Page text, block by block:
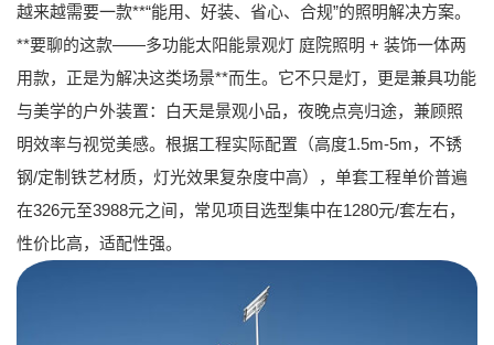
越来越需要一款**“能用、好装、省心、合规”的照明解决方案。
**要聊的这款——多功能太阳能景观灯 庭院照明 + 装饰一体两
用款，正是为解决这类场景**而生。它不只是灯，更是兼具功能
与美学的户外装置：白天是景观小品，夜晚点亮归途，兼顾照
明效率与视觉美感。根据工程实际配置（高度1.5m-5m，不锈
钢/定制铁艺材质，灯光效果复杂度中高），单套工程单价普遍
在326元至3988元之间，常见项目选型集中在1280元/套左右，
性价比高，适配性强。